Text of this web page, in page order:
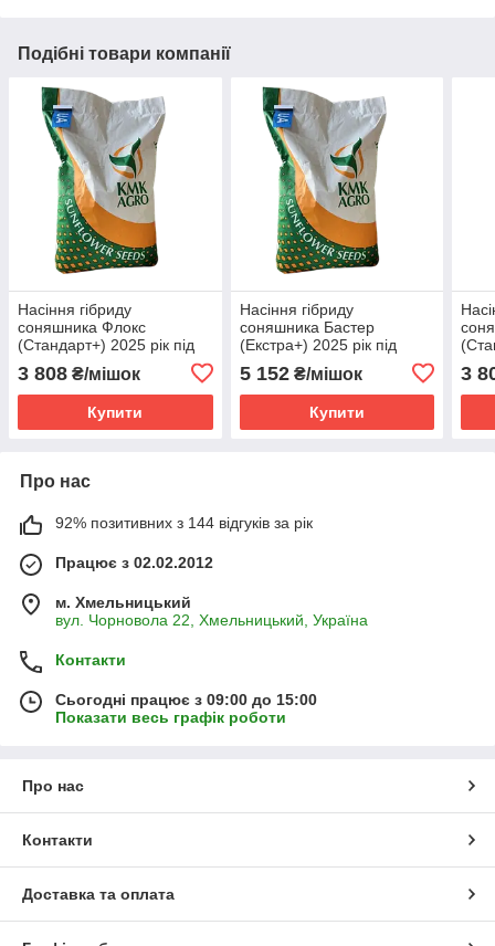
Подібні товари компанії
Насіння гібриду
соняшника Флокс
(Стандарт+) 2025 рік під
Олія 50%-52% "KMK Agro",
Україна
3 808 ₴/мішок
Купити
Насіння гібриду
соняшника Бастер
(Екстра+) 2025 рік під
Гранстар, 55ц/га, A-F. Олія
50% "KMK Agro", Україна
5 152₴/мішок
Купити
3
Про нас
92% позитивних з 144 відгуків за рік
Працює з 02.02.2012
м. Хмельницький
вул. Чорновола 22, Хмельницький, Україна
Контакти
Сьогодні працює з 09:00 до 15:00
Показати весь графік роботи
Про нас
Контакти
Доставка та оплата